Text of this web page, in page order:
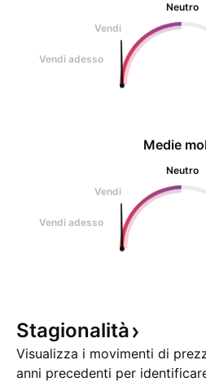
Neutro
Vendi
Vendi adesso
Medie
Neutro
Vendi
Vendi adesso
Stagionalità
Visualizza i movimenti di
anni precedenti per